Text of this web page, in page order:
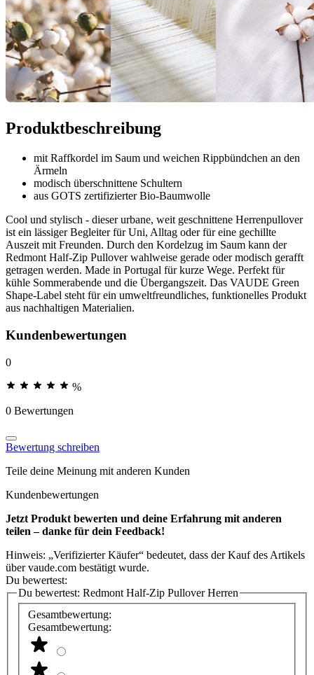
Produktbeschreibung
mit Raffkordel im Saum und weichen Rippbündchen an den
Ärmeln
modisch überschnittene Schultern
aus GOTS zertifizierter Bio-Baumwolle
Cool und stylisch - dieser urbane, weit geschnittene Herrenpullover
ist ein lässiger Begleiter für Uni, Alltag oder für eine gechillte
Auszeit mit Freunden. Durch den Kordelzug im Saum kann der
Redmont Half-Zip Pullover wahlweise gerade oder modisch gerafft
getragen werden. Made in Portugal für kurze Wege. Perfekt für
kühle Sommerabende und die Übergangszeit. Das VAUDE Green
Shape-Label steht für ein umweltfreundliches, funktionelles Produkt
aus nachhaltigen Materialien.
Kundenbewertungen
0
%
0 Bewertungen
Bewertung schreiben
Teile deine Meinung mit anderen Kunden
Kundenbewertungen
Jetzt Produkt bewerten und deine Erfahrung mit anderen
teilen – danke für dein Feedback!
Hinweis: „Verifizierter Käufer“ bedeutet, dass der Kauf des Artikels
über vaude.com bestätigt wurde.
Du bewertest:
Du bewertest: Redmont Half-Zip Pullover Herren
Gesamtbewertung:
Gesamtbewertung: